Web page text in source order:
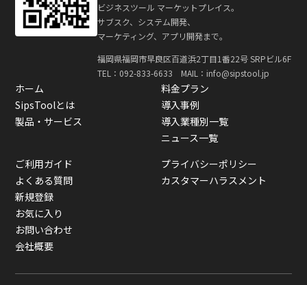
ビジネスツール マーケットプレイス。
サブスク、システム開発、
マーケティング、アプリ開発まで。
福岡県福岡市早良区百道浜2丁目1番22号 SRPビル6F
TEL： 092-833-6633 MAIL：info@sipstool.jp
ホーム
SipsToolとは
製品・サービス
料金プラン
導入事例
導入業種別一覧
ニュース一覧
ご利用ガイド
よくある質問
新規登録
お気に入り
お問い合わせ
会社概要
プライバシーポリシー
カスタマーハラスメント